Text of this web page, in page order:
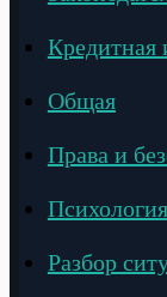
Кредитная
Общая
Права и
Разбор